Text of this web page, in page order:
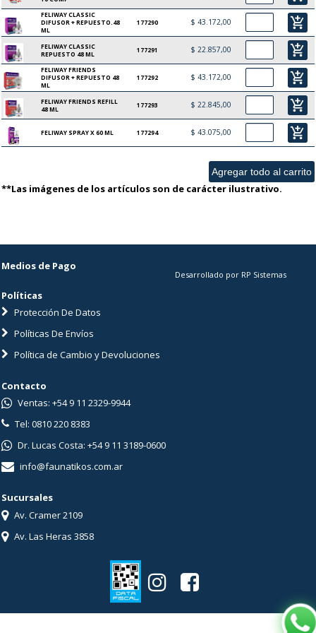
FELIWAY CLASSIC
DIFUSOR + REPUESTO.48
ML
177290 $ 43.172,00 add_shopping_cart
FELIWAY CLASSIC
REPUESTO 48 ML
177291 $ 22.857,00 add_shopping_cart
FELIWAY FRIENDS
DIFUSOR + REPUESTO 48
ML
177292 $ 43.172,00 add_shopping_cart
FELIWAY FRIENDS REFILL
48 ML
177293 $ 22.845,00 add_shopping_cart
FELIWAY SPRAY X 60 ML 177294 $ 43.075,00 add_shopping_cart
**Las imágenes de los artículos son de carácter ilustrativo.
Medios de Pago
Políticas
Protección De Datos
Políticas De Envíos
Política de Cambio y Devoluciones
Desarrollado por RP Sistemas
Contacto
Ventas: +54 9 11 2329-9944
Tel: 0810 220 8383
Dr. Lucas Costa: +54 9 11 3189-0600
info@faunatikos.com.ar
Sucursales
Av. Cramer 2109
Av. Las Heras 3858